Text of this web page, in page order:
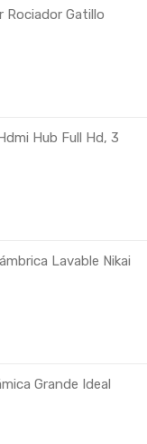
Rociador Gatillo
Hub Full Hd, 3
Lavable Nikai
Grande Ideal